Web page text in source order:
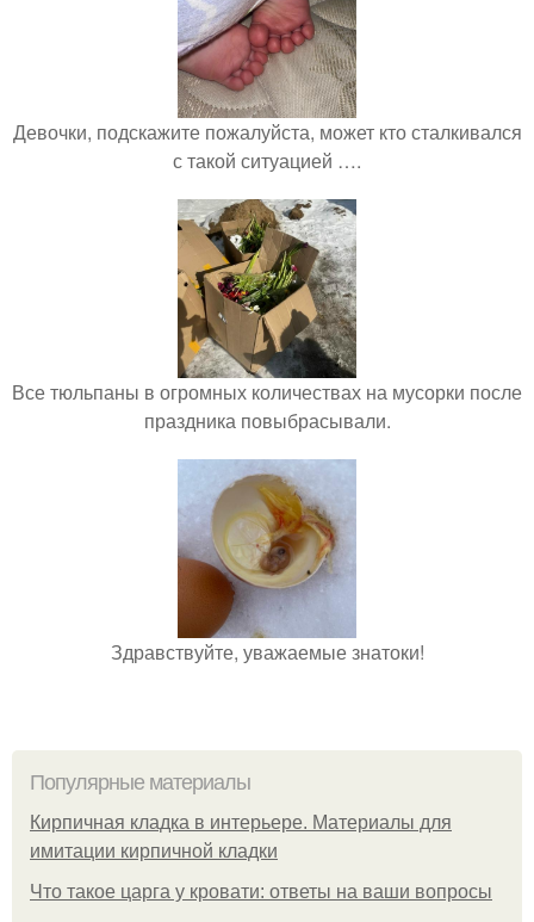
Девочки, подскажите пожалуйста, может кто сталкивался
с такой ситуацией ….
Все тюльпаны в огромных количествах на мусорки после
праздника повыбрасывали.
Здравствуйте, уважаемые знатоки!
Популярные материалы
Кирпичная кладка в интерьере. Материалы для
имитации кирпичной кладки
Что такое царга у кровати: ответы на ваши вопросы